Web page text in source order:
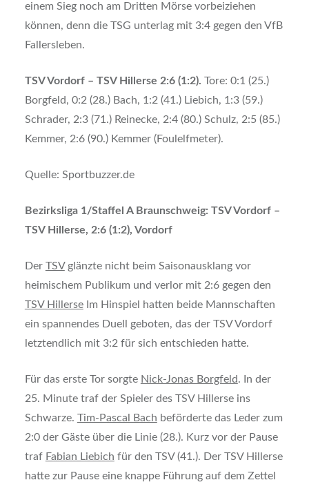
einem Sieg noch am Dritten Mörse vorbeiziehen
können, denn die TSG unterlag mit 3:4 gegen den VfB
Fallersleben.
TSV Vordorf – TSV Hillerse 2:6 (1:2). Tore: 0:1 (25.)
Borgfeld, 0:2 (28.) Bach, 1:2 (41.) Liebich, 1:3 (59.)
Schrader, 2:3 (71.) Reinecke, 2:4 (80.) Schulz, 2:5 (85.)
Kemmer, 2:6 (90.) Kemmer (Foulelfmeter).
Quelle: Sportbuzzer.de
Bezirksliga 1/Staffel A Braunschweig: TSV Vordorf –
TSV Hillerse, 2:6 (1:2), Vordorf
Der TSVglänzte nicht beim Saisonausklang vor
heimischem Publikum und verlor mit 2:6 gegen den
TSV HillerseIm Hinspiel hatten beide Mannschaften
ein spannendes Duell geboten, das der TSV Vordorf
letztendlich mit 3:2 für sich entschieden hatte.
Für das erste Tor sorgte Nick-Jonas Borgfeld. In der
25. Minute traf der Spieler des TSV Hillerse ins
Schwarze. Tim-Pascal Bach beförderte das Leder zum
2:0 der Gäste über die Linie (28.). Kurz vor der Pause
traf Fabian Liebich für den TSV (41.). Der TSV Hillerse
hatte zur Pause eine knappe Führung auf dem Zettel